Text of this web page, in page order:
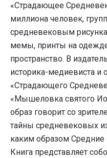
«Страдающее
миллиона человек,
средневековым
мемы, принты на
пространство. В
историка-медиевиста и
«Страдающего
«Мышеловка святого
образ говорит со
тайны средневековых
каким образом Средние
Книга представляет